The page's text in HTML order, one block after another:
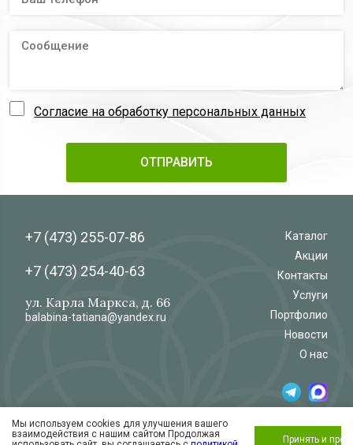
Согласие на обработку персональных данных
+7 (473) 255-07-86
+7 (473) 254-40-63
ул. Карла Маркса, д. 66
balabina-tatiana@yandex.ru
Каталог
Акции
Контакты
Услуги
Портфолио
Новости
О нас
© 2026
Обработка и защита персональных данных
Салон-магазин
«Флёр»
Мы используем cookies для улучшения вашего
взаимодействия с нашим сайтом Продолжая
Принять и